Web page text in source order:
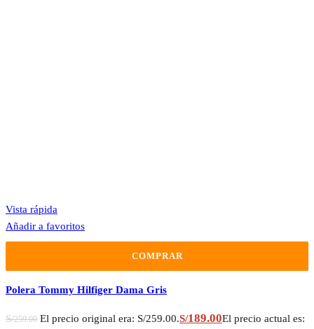
Vista rápida
Añadir a favoritos
COMPRAR
Polera Tommy Hilfiger Dama Gris
S/259.00 El precio original era: S/259.00.S/189.00El precio actual es: